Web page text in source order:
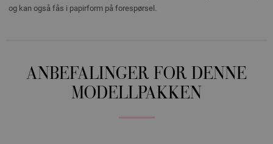
og kan også fås i papirform på forespørsel.
ANBEFALINGER FOR DENNE
MODELLPAKKEN